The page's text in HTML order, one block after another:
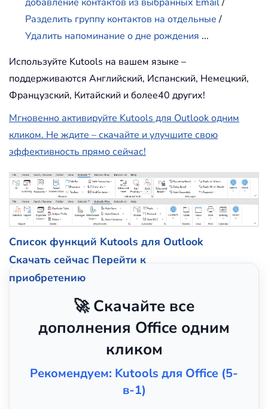
Разделить группу контактов на отдельные/
Удалить напоминание о дне рождения ...
Используйте Kutools на вашем языке –
поддерживаются Английский, Испанский, Немецкий,
Французский, Китайский и более40 других!
Мгновенно активируйте Kutools для Outlook одним
кликом. Не ждите – скачайте и улучшите свою
эффективность прямо сейчас!
Список функций Kutools для Outlook
Скачать сейчас Перейти к
приобретению
🚀 Скачайте все
дополнения Office одним
кликом
Рекомендуем: Kutools для Office (5-
в-1)